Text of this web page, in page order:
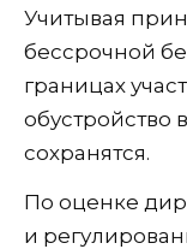
Учитывая
бессрочной
границах
обустройство
сохранятся.
По оценке
и